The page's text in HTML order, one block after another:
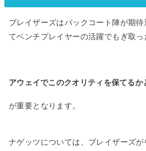
ブレイザーズはバックコート陣が期
てベンチプレイヤーの活躍でもぎ取っ
アウェイでこのクオリティを保てるか
が重要となります。
ナゲッツについては、ブレイザーズ